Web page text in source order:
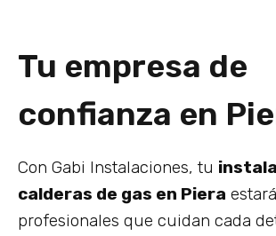
Tu empresa de
confianza en
Con Gabi Instalaciones, tu
calderas de gas en Piera
profesionales que cuidan cada